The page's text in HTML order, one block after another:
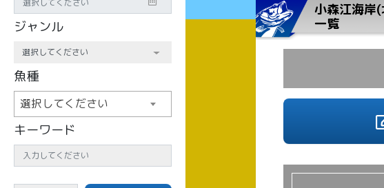
ジャンル
魚種
選択してください
キーワード
小森江海岸
一覧